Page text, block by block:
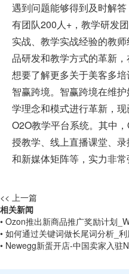
遇到问题能够得到及时解
有团队200人+，教学研发
实战、教学实战经验的教
品研发和教学方式的革新，
想要了解更多关于美客多
智赢跨境。智赢跨境在维
学理念和模式进行革新，
O2O教学平台系统。其中
授教学、线上直播课堂、
和新媒体矩阵等，实力非常
<< 上一篇
相关新闻
• Ozon推出新商品推广奖励计划
• 如何通过关键词做长尾词分析_
• Newegg新蛋开店-中国卖家入驻